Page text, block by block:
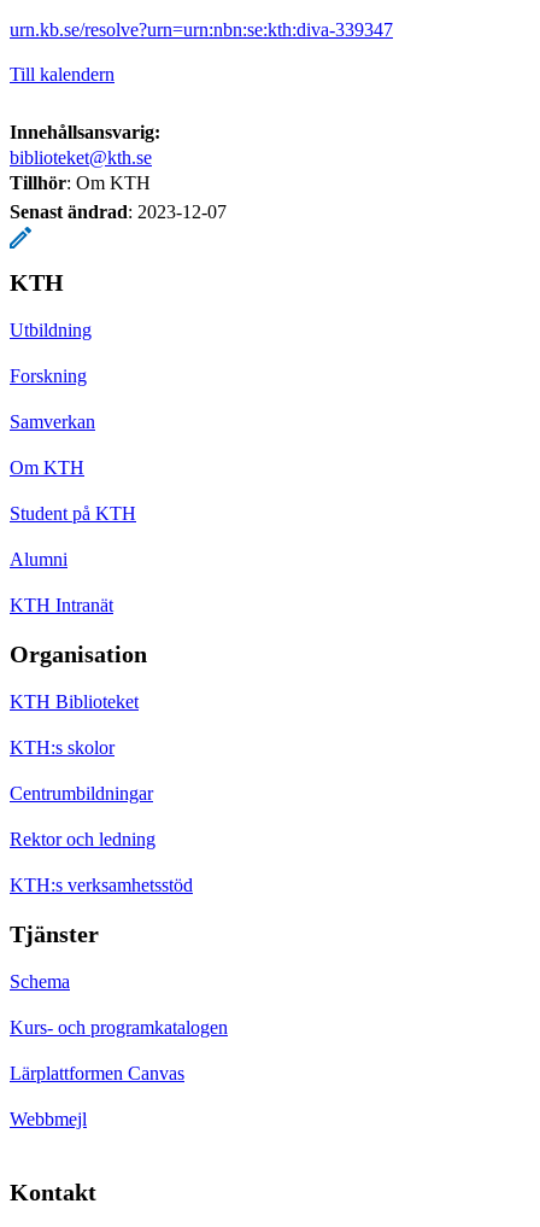
urn.kb.se/resolve?urn=urn:nbn:se:kth:diva-339347
Till kalendern
Innehållsansvarig:
biblioteket@kth.se
Tillhör: Om KTH
Senast ändrad: 2023-12-07
KTH
Utbildning
Forskning
Samverkan
Om KTH
Student på KTH
Alumni
KTH Intranät
Organisation
KTH Biblioteket
KTH:s skolor
Centrumbildningar
Rektor och ledning
KTH:s verksamhetsstöd
Tjänster
Schema
Kurs- och programkatalogen
Lärplattformen Canvas
Webbmejl
Kontakt